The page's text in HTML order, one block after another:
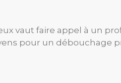
vaut faire appel à un
pour un débouchage